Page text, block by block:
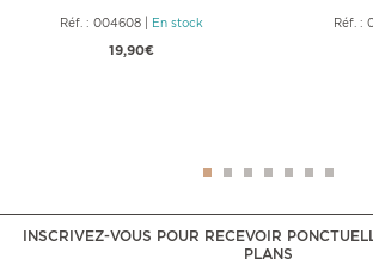
Réf. : 004608| En stock
19,90€
Réf. :
INSCRIVEZ-VOUS POUR RECEVOIR
PLANS